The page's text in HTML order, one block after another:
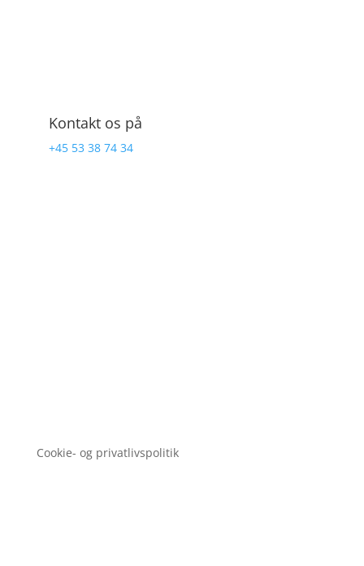
Kontakt os på
+45 53 38 74 34
Cookie- og privatlivspolitik